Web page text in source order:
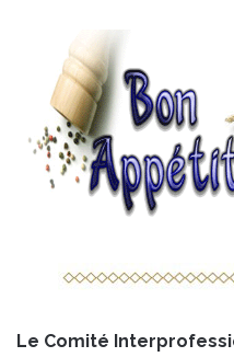
Le Comité